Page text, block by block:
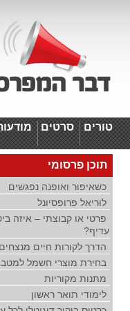
טורים סרטים
תוכן פרסומי
כשאיפור ואופנה נפגשים
לוריאל פרופסיונל
פרטי או קבוצתי – איזה
עדיף?
הדרך לקורות חיים מנצחים
בחירת מוצרי חשמל
מתנות מקוריות
לימודי תואר ראשון